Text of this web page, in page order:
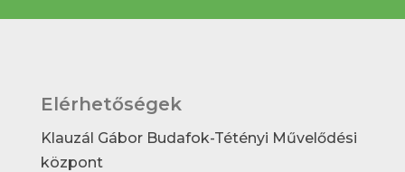
Elérhetőségek
Klauzál Gábor Budafok-Tétényi Művelődési
központ